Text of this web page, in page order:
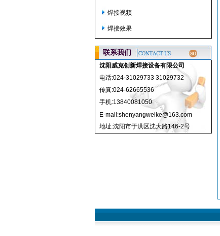
焊接视频
焊接效果
联系我们
沈阳威克创新焊接设备有限公司
电话:024-31029733 31029732
传真:024-62665536
手机:13840081050
E-mail:shenyangweike@163.com
地址:沈阳市于洪区沈大路146-2号